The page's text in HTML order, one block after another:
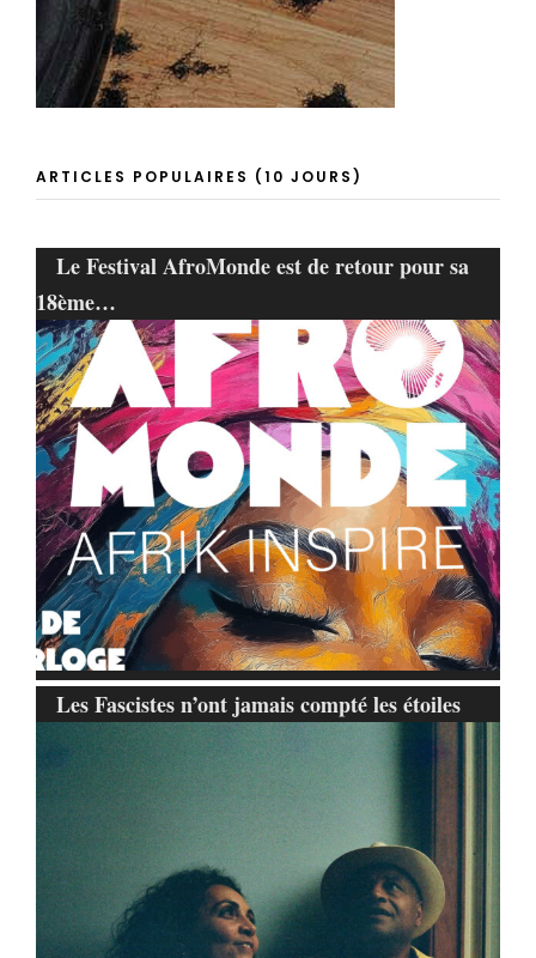
ARTICLES POPULAIRES (10 JOURS)
Le Festival AfroMonde est de retour pour sa
18ème…
Les Fascistes n’ont jamais compté les étoiles